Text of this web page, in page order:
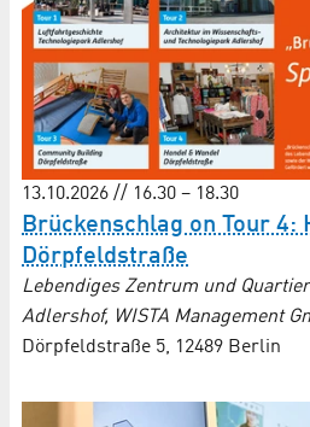
13.10.2026 // 16.30 – 18.30
Brückenschlag on Tour 4:
Dörpfeldstraße
Lebendiges Zentrum und
Adlershof, WISTA Management
Dörpfeldstraße 5, 12489 Berlin